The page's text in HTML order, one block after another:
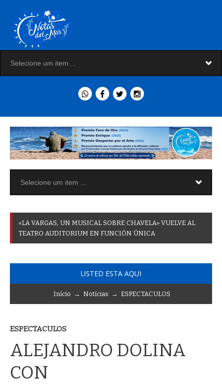
«LA VARGAS UN MUSICAL SOBRE CHAVELA» VUELVE AL
TEATRO AUDITORIUM EN FUNCIÓN ÚNICA
USTED ESTA AQUI
Início → Notícias → ESPECTACULOS
ESPECTACULOS
ALEJANDRO DOLINA
CON